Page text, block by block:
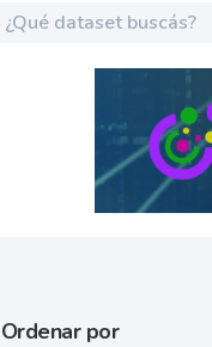
Ordenar por